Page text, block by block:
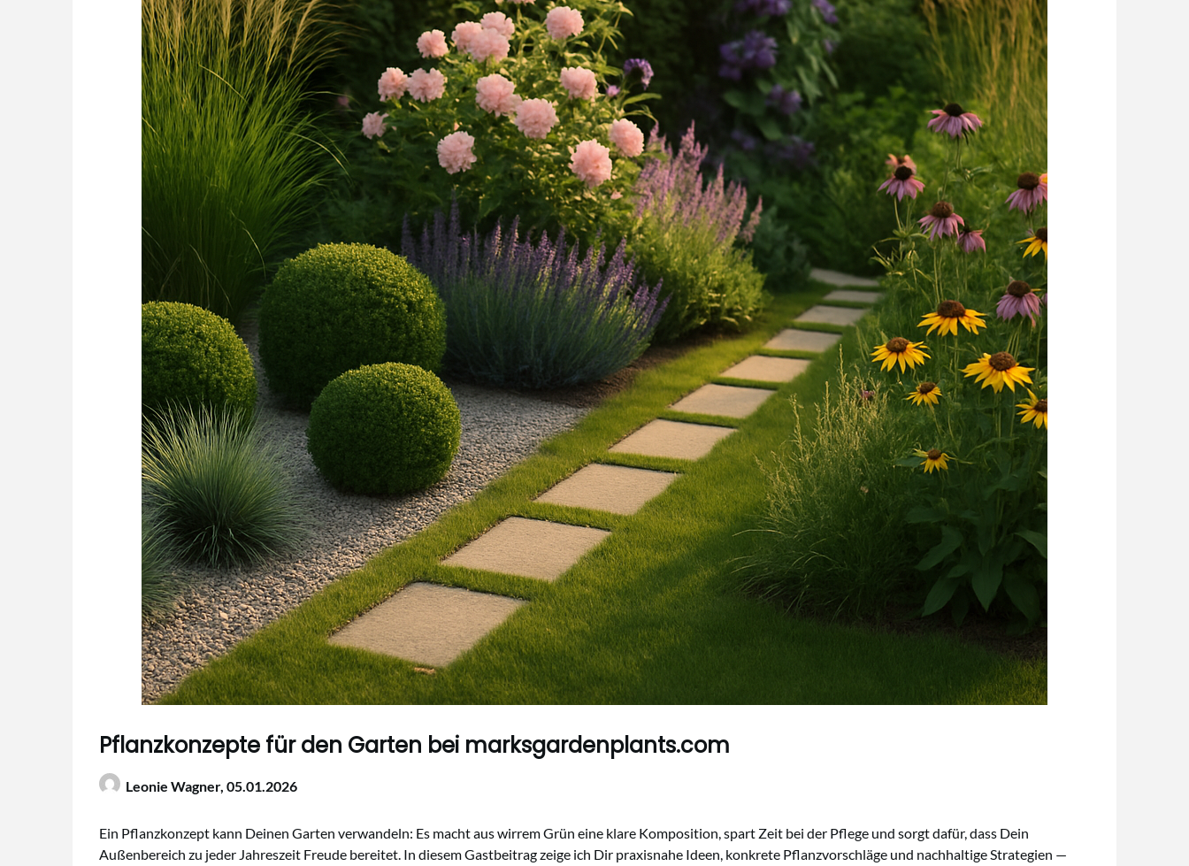
Pflanzkonzepte für den Garten bei marksgardenplants.com
Leonie Wagner, 05.01.2026
Ein Pflanzkonzept kann Deinen Garten verwandeln: Es macht aus wirrem Grün eine klare Komposition, spart Zeit bei der Pflege und sorgt dafür, dass Dein
Außenbereich zu jeder Jahreszeit Freude bereitet. In diesem Gastbeitrag zeige ich Dir praxisnahe Ideen, konkrete Pflanzvorschläge und nachhaltige Strategien —